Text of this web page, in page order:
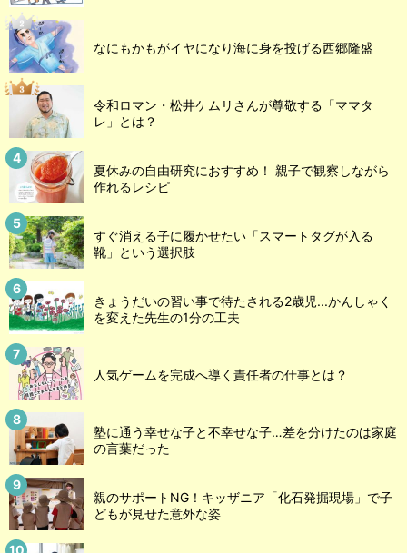
なにもかもがイヤになり海に身を投げる西郷隆盛
令和ロマン・松井ケムリさんが尊敬する「ママタ
レ」とは？
夏休みの自由研究におすすめ！ 親子で観察しながら
作れるレシピ
すぐ消える子に履かせたい「スマートタグが入る
靴」という選択肢
きょうだいの習い事で待たされる2歳児...かんしゃく
を変えた先生の1分の工夫
人気ゲームを完成へ導く責任者の仕事とは？
塾に通う幸せな子と不幸せな子…差を分けたのは家庭
の言葉だった
親のサポートNG！キッザニア「化石発掘現場」で子
どもが見せた意外な姿